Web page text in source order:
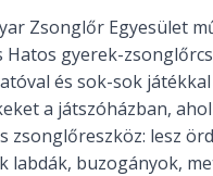
Zsonglőr Egyesület
Hatos gyerek-
és sok-sok
a játszóházban,
zsonglőreszköz: lesz
labdák, buzogányok,